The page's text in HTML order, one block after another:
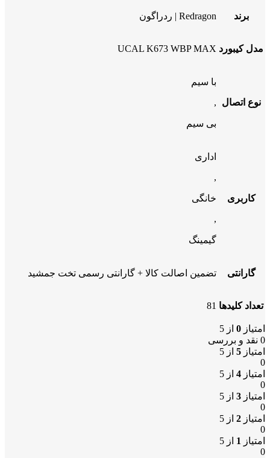
برند Redragon | ردراگون
مدل کیبورد UCAL K673 WBP MAX
نوع اتصال
با سیم
,
بی سیم
کاربری
اداری
,
خانگی
,
گیمینگ
گارانتی تضمین اصالت کالا + گارانتی رسمی تخت جمشید
تعداد کلیدها 81
امتیاز 0 از 5
0 نقد و بررسی
امتیاز 5 از 5
0
امتیاز 4 از 5
0
امتیاز 3 از 5
0
امتیاز 2 از 5
0
امتیاز 1 از 5
0